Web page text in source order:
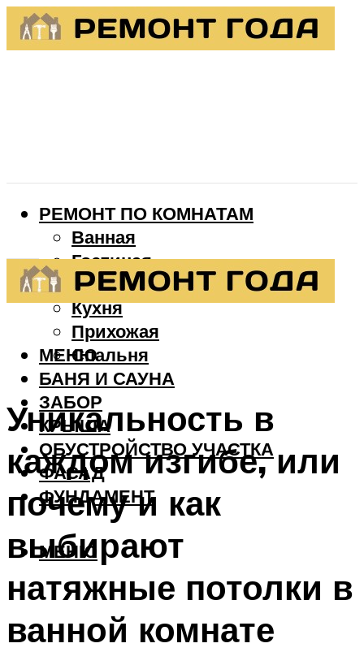
РЕМОНТ ПО КОМНАТАМ
Ванная
Гостиная
Детская
Кухня
Прихожая
Спальня
БАНЯ И САУНА
ЗАБОР
КРЫША
ОБУСТРОЙСТВО УЧАСТКА
ФАСАД
ФУНДАМЕНТ
МЕНЮ
МЕНЮ
Уникальность в
каждом изгибе, или
почему и как
выбирают
натяжные потолки в
ванной комнате